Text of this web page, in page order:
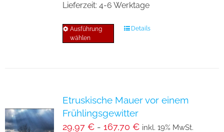
werden
Lieferzeit: 4-6 Werktage
Ausführung
wählen
Dieses
auf.
Details
Etruskische Mauer vor einem
Frühlingsgewitter
29,97 €- 167,70 € inkl. 19% MwSt.